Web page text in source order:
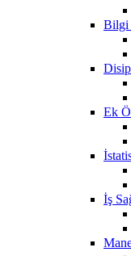
Bilgi
Ek
İş